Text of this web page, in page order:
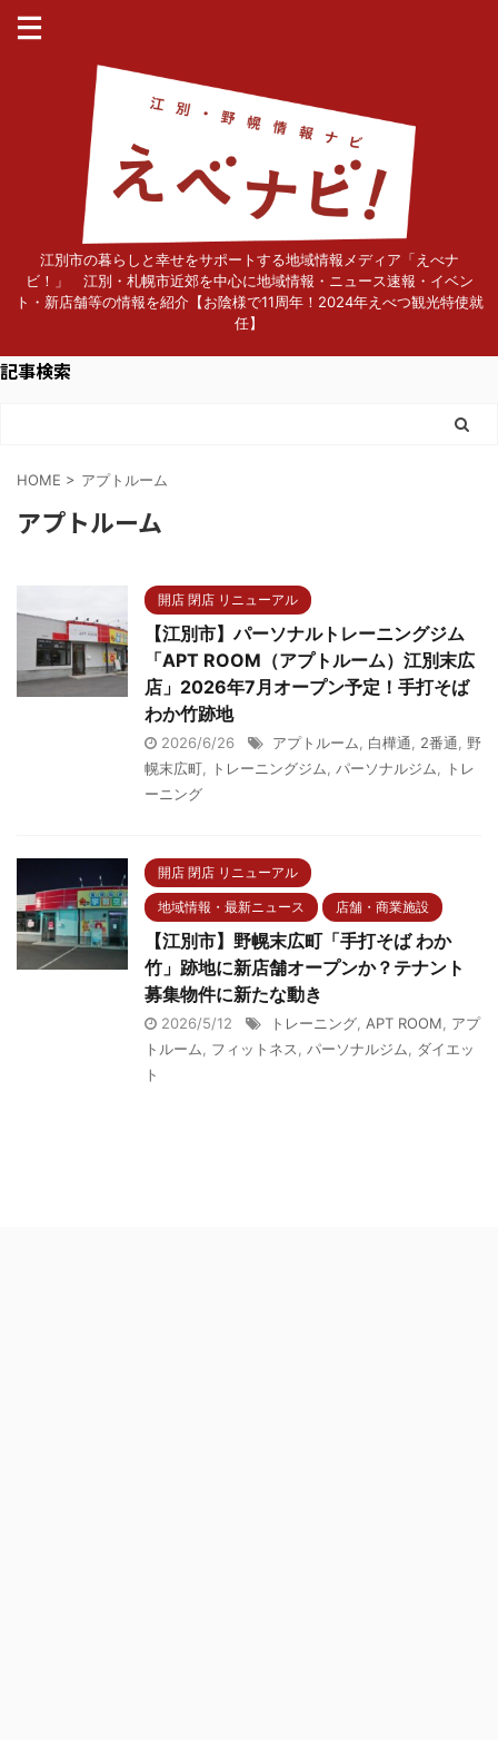
江別市の暮らしと幸せをサポートする地域情報メディア「えべナ
ビ！」 江別・札幌市近郊を中心に地域情報・ニュース速報・イベン
ト・新店舗等の情報を紹介【お陰様で11周年！2024年えべつ観光特使就
任】
記事検索
HOME > アプトルーム
アプトルーム
開店 閉店 リニューアル
【江別市】パーソナルトレーニングジム
「APT ROOM（アプトルーム）江別末広
店」2026年7月オープン予定！手打そば
わか竹跡地
2026/6/26 アプトルーム, 白樺通, 2番通, 野
幌末広町, トレーニングジム, パーソナルジム, トレ
ーニング
開店 閉店 リニューアル
地域情報・最新ニュース 店舗・商業施設
【江別市】野幌末広町「手打そば わか
竹」跡地に新店舗オープンか？テナント
募集物件に新たな動き
2026/5/12 トレーニング, APT ROOM, アプ
トルーム, フィットネス, パーソナルジム, ダイエッ
ト